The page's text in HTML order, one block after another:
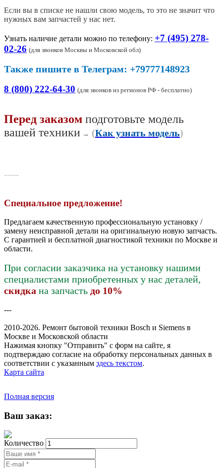
Если вы в списке не нашли свою модель, то это не значит что
нужных вам запчастей у нас нет.
Узнать наличие детали можно по телефону: +7 (495) 278-
02-26 (для звонков Москвы и Московской обл)
Также пишите в Телеграм: +79777148923
8 (800) 222-64-30 (для звонков из регионов РФ - бесплатно)
Перед заказом подготовьте модель
вашей техники → (Как узнать модель)
-----
Специальное предложение!
Предлагаем качественную профессиональную установку /
замену неисправной детали на оригинальную новую запчасть.
С гарантией и бесплатной диагностикой техники по Москве и
области.
При согласии заказчика на установку нашими
специалистами приобретенных у нас деталей,
скидка на запчасть до 10%
---
2010-2026. Ремонт бытовой техники Bosch и Siemens в
Москве и Московской области
Нажимая кнопку "Отправить" c форм на сайте, я
подтверждаю согласие на обработку персональных данных в
соответствии с указанным здесь текстом.
Карта сайта
Полная версия
Ваш заказ:
Количество